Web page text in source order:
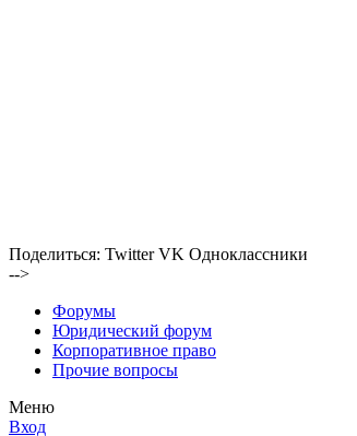
Поделиться: Twitter VK Одноклассники
-->
Форумы
Юридический форум
Корпоративное право
Прочие вопросы
Меню
Вход